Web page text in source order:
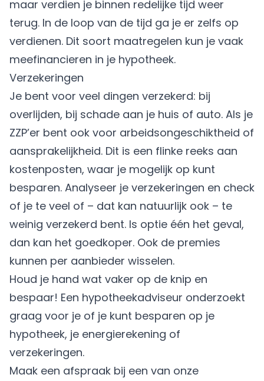
maar verdien je binnen redelijke tijd weer
terug. In de loop van de tijd ga je er zelfs op
verdienen. Dit soort maatregelen kun je vaak
meefinancieren in je hypotheek.
Verzekeringen
Je bent voor veel dingen verzekerd: bij
overlijden, bij schade aan je huis of auto. Als je
ZZP’er bent ook voor arbeidsongeschiktheid of
aansprakelijkheid. Dit is een flinke reeks aan
kostenposten, waar je mogelijk op kunt
besparen. Analyseer je verzekeringen en check
of je te veel of – dat kan natuurlijk ook – te
weinig verzekerd bent. Is optie één het geval,
dan kan het goedkoper. Ook de premies
kunnen per aanbieder wisselen.
Houd je hand wat vaker op de knip en
bespaar! Een hypotheekadviseur onderzoekt
graag voor je of je kunt besparen op je
hypotheek, je energierekening of
verzekeringen.
Maak een afspraak bij een van onze